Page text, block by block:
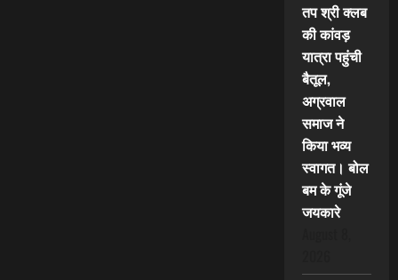
तप श्री क्लब
की कांवड़
यात्रा पहुंची
बैतूल,
अग्रवाल
समाज ने
किया भव्य
स्वागत। बोल
बम के गूंजे
जयकारे